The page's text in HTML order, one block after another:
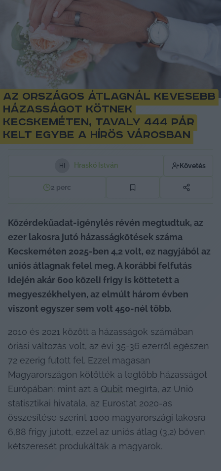
Az országos átlagnál kevesebb
házasságot kötnek
Kecskeméten, tavaly 444 pár
kelt egybe a hírös városban
HI Hraskó István Követés
2 perc
Közérdekűadat-igénylés révén megtudtuk, az
ezer lakosra jutó házasságkötések száma
Kecskeméten 2025-ben 4,2 volt, ez nagyjából az
uniós átlagnak felel meg. A korábbi felfutás
idején akár 600 közeli frigy is köttetett a
megyeszékhelyen, az elmúlt három évben
viszont egyszer sem volt 450-nél több.
2010 és 2021 között a házasságok számában
óriási változás volt, az évi 35-36 ezerről egészen
72 ezerig futott fel. Ezzel magasan
Magyarországon kötötték a legtöbb házasságot
Európában: mint azt a Qubit megírta, az Unió
statisztikai hivatala, az Eurostat 2020-as
összesítése szerint 1000 magyarországi lakosra
6,88 frigy jutott, ezzel az uniós átlag (3,2) bőven
kétszeresét produkálták a magyarok.